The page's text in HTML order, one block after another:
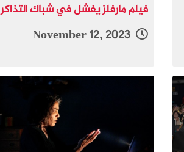
فيلم مارفلز يفشل في شباك التذاكر
November 12, 2023